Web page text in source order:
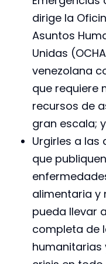
dirige la
Asuntos
Unidas
venezolana
que requiere
recursos de
gran escala; y
Urgirles a las
que
alimentaria y
pueda llevar
completa de
humanitarias